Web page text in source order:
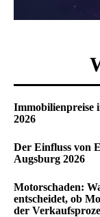
Immobilienpreise
2026
Der Einfluss von
Augsburg 2026
Motorschaden:
entscheidet, ob
der